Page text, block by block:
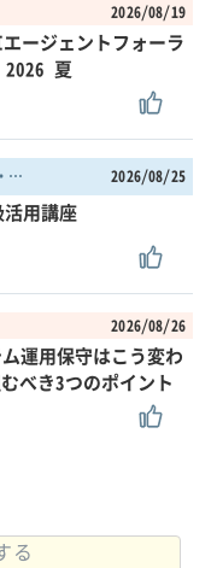
2026/08/19
ージェントフォーラ
夏
オンライン・東京都 2026/08/25
用講座
2026/08/26
運用保守はこう変わ
べき3つのポイント